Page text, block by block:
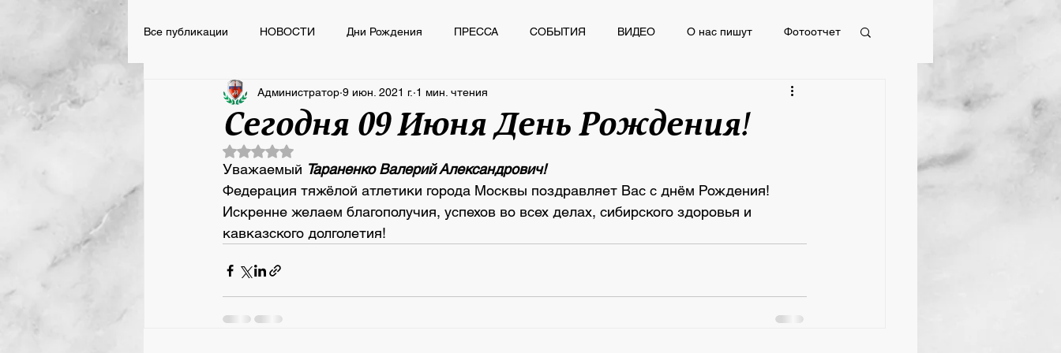
Все публикации НОВОСТИ Дни Рождения ПРЕССА СОБЫТИЯ ВИДЕО О нас пишут Фотоотчет
НОВОСТИ ВСПОМНИТЬ ВСЁ ПРЕССА СОБЫТИЯ
Сегодня День Рождения
Сегодня 09 Июня День Рождения!
Администратор 9 июн. 2021 г. 1 мин. чтения
Оценка: не число из 5 звезд.
Уважаемый Тараненко Валерий Александрович!
Федерация тяжёлой атлетики города Москвы поздравляет Вас с днём Рождения!
Искренне желаем благополучия, успехов во всех делах, сибирского здоровья и
кавказского долголетия!